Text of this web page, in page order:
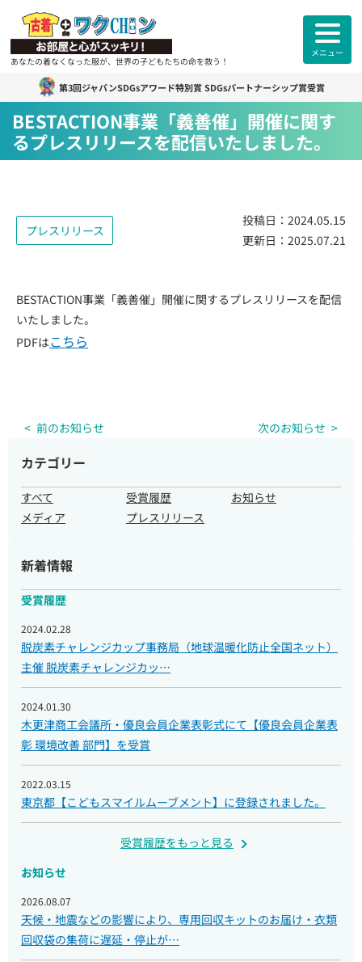
あなたの着なくなった服が、世界の子どもたちの命を救う！
メニュー
古着deワクチンについて
各拠点紹介
古着deワクチンセンター紹介
ご利用者様のお声 よくあるご質問
お知らせ
取材のご依頼
第3回ジャパンSDGsアワード特別賞 SDGsパートナーシップ賞受賞
BESTACTION事業「義善催」開催に関す
るプレスリリースを配信いたしました。
プレスリリース
投稿日： 2024.05.15
更新日： 2025.07.21
BESTACTION事業「義善催」開催に関するプレスリリースを配信
いたしました。
PDFはこちら
前のお知らせ 次のお知らせ
カテゴリー
すべて 受賞履歴
お知らせ
メディア
プレスリリース
新着情報
受賞履歴
2024.02.28
脱炭素チャレンジカップ事務局（地球温暖化防止全国ネット）
主催 脱炭素チャレンジカッ…
2024.01.30
木更津商工会議所・優良会員企業表彰式にて【優良会員企業表
彰 環境改善 部門】を受賞
2022.03.15
東京都【こどもスマイルムーブメント】に登録されました。
受賞履歴をもっと見る
お知らせ
2026.08.07
天候・地震などの影響により、専用回収キットのお届け・衣類
回収袋の集荷に遅延・停止が…